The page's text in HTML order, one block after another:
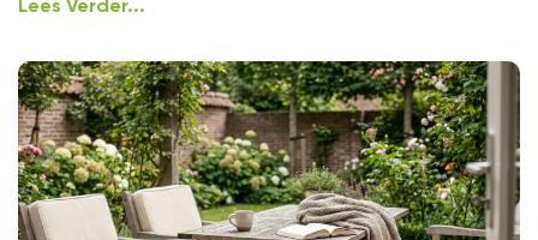
Lees Verder...